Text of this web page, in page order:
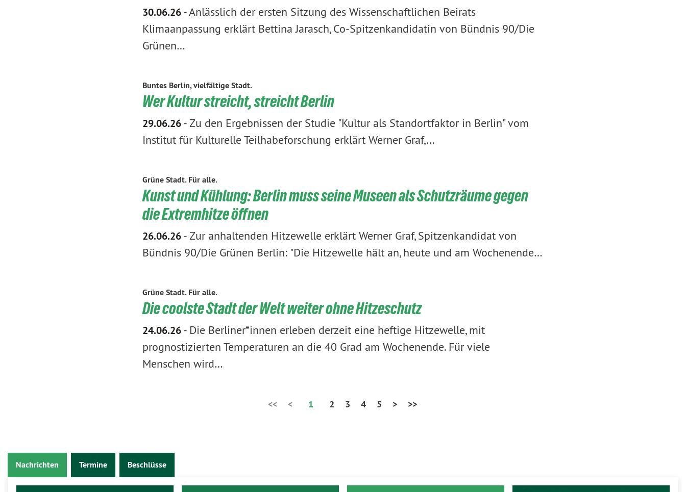
30.06.26-Anlässlich der ersten Sitzung des Wissenschaftlichen Beirats
Klimaanpassung erklärt Bettina Jarasch, Co-Spitzenkandidatin von Bündnis 90/Die
Grünen…
Buntes Berlin, vielfältige Stadt.
Wer Kultur streicht, streicht Berlin
29.06.26-Zu den Ergebnissen der Studie "Kultur als Standortfaktor in Berlin" vom
Institut für Kulturelle Teilhabeforschung erklärt Werner Graf,…
Grüne Stadt. Für alle.
Kunst und Kühlung: Berlin muss seine Museen als Schutzräume gegen
die Extremhitze öffnen
26.06.26-Zur anhaltenden Hitzewelle erklärt Werner Graf, Spitzenkandidat von
Bündnis 90/Die Grünen Berlin: "Die Hitzewelle hält an, heute und am Wochenende…
Grüne Stadt. Für alle.
Die coolste Stadt der Welt weiter ohne Hitzeschutz
24.06.26- Die Berliner*innen erleben derzeit eine heftige Hitzewelle, mit
prognostizierten Temperaturen an die 40 Grad am Wochenende. Für viele
Menschen wird…
<< < 1 2 3 4 5 > >>
Nachrichten Termine Beschlüsse